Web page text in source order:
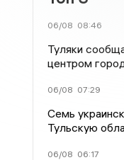
06/08 08:46
Туляки
центром
06/08 07:29
Семь
Тульскую
06/08 06:17